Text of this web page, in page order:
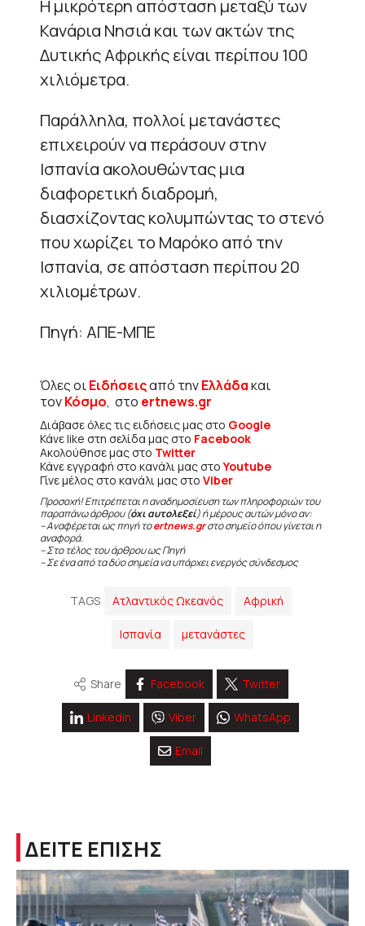
Η μικρότερη απόσταση μεταξύ των
Κανάρια Νησιά και των ακτών της
Δυτικής Αφρικής είναι περίπου 100
χιλιόμετρα.
Παράλληλα, πολλοί μετανάστες
επιχειρούν να περάσουν στην
Ισπανία ακολουθώντας μια
διαφορετική διαδρομή,
διασχίζοντας κολυμπώντας το στενό
που χωρίζει το Μαρόκο από την
Ισπανία, σε απόσταση περίπου 20
χιλιομέτρων.
Πηγή: ΑΠΕ-ΜΠΕ
Όλες οιΕιδήσειςαπό τηνΕλλάδακαι
τονΚόσμο, στο ertnews.gr
Διάβασε όλες τις ειδήσεις μας στο Google
Κάνε like στη σελίδα μας στο Facebook
Ακολούθησε μας στο Twitter
Κάνε εγγραφή στο κανάλι μας στοYoutube
Γίνε μέλος στο κανάλι μας στο Viber
Προσοχή! Επιτρέπεται η αναδημοσίευση των πληροφοριών του
παραπάνω άρθρου (όχι αυτολεξεί) ή μέρους αυτών μόνο αν:
– Αναφέρεται ως πηγή τοertnews.grστο σημείο όπου γίνεται η
αναφορά.
– Στο τέλος του άρθρου ως Πηγή
– Σε ένα από τα δύο σημεία να υπάρχει ενεργός σύνδεσμος
TAGS Ατλαντικός Ωκεανός Αφρική
Ισπανία μετανάστες
Share Facebook Twitter
Linkedin Viber WhatsApp
Email
ΔΕΙΤΕ ΕΠΙΣΗΣ